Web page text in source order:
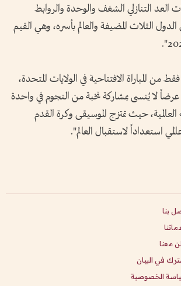
التنازلي الشغف والوحدة والروابط
الدول الثلاث المضيفة والعالم بأسره، وهي القيم
المباراة الافتتاحية في الولايات المتحدة،
لا يُنسى بمشاركة نخبة من النجوم في واحدة
حيث تمتزج الموسيقى وكرة القدم
استعداداً لاستقبال العالم".
بنا
معنا
في البيان
الخصوصية